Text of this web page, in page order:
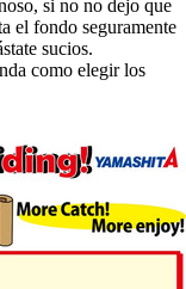
si no no dejo que
el fondo seguramente
sucios.
como elegir los